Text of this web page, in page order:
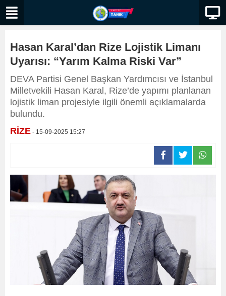
Hasan Karal’dan Rize Lojistik Limanı
Uyarısı: “Yarım Kalma Riski Var”
DEVA Partisi Genel Başkan Yardımcısı ve İstanbul
Milletvekili Hasan Karal, Rize’de yapımı planlanan
lojistik liman projesiyle ilgili önemli açıklamalarda
bulundu.
RİZE - 15-09-2025 15:27